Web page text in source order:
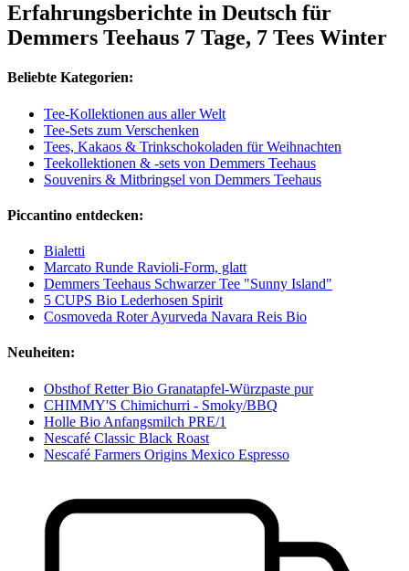
Erfahrungsberichte in Deutsch für
Demmers Teehaus 7 Tage, 7 Tees Winter
Beliebte Kategorien:
Tee-Kollektionen aus aller Welt
Tee-Sets zum Verschenken
Tees, Kakaos & Trinkschokoladen für Weihnachten
Teekollektionen & -sets von Demmers Teehaus
Souvenirs & Mitbringsel von Demmers Teehaus
Piccantino entdecken:
Bialetti
Marcato Runde Ravioli-Form, glatt
Demmers Teehaus Schwarzer Tee "Sunny Island"
5 CUPS Bio Lederhosen Spirit
Cosmoveda Roter Ayurveda Navara Reis Bio
Neuheiten:
Obsthof Retter Bio Granatapfel-Würzpaste pur
CHIMMY'S Chimichurri - Smoky/BBQ
Holle Bio Anfangsmilch PRE/1
Nescafé Classic Black Roast
Nescafé Farmers Origins Mexico Espresso